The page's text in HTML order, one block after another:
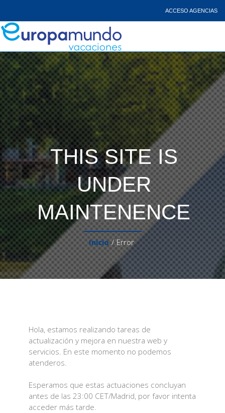
ACCESO AGENCIAS
THIS SITE IS
UNDER
MAINTENENCE
Inicio / Error
Hola, estamos realizando tareas de
actualización y mejora en nuestra web y
servicios. En este momento no podemos
atenderos.
Esperamos que estas actuaciones concluyan
antes de las 23:00 CET/Madrid, por favor intenta
acceder más tarde.